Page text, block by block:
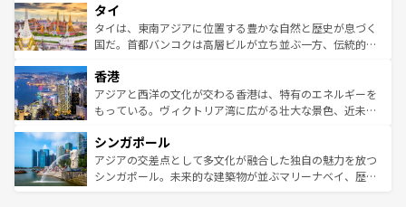
リティに包まれながら、韓国の多彩な魅力を心ゆくまで味
わってみてほしい。 なお、新着の韓国情報はコンテンツ一
覧を参照してほしい。
急速な発展と共に伝統が息づく。ハノイの古い町並みやホ
ーチミン市のフランス統治時代の建物も、独特の雰囲気を
醸し出している。また、バラエティの豊かさとおいしさで
とつ。フォーやバインミー、ベトナムコーヒーなどは、ぜ
ひ現地で味わいたい。どの地域を訪れてもあたたかい人々
が旅行者を迎えてくれるので、きっと忘れられない旅にな
参照してほしい。
タイ
タイは、東南アジアに位置する豊かな自然と歴史が息づく
国だ。首都バンコクは高層ビルが立ち並ぶ一方、伝統的な
の活気が交差している。北部ではチェンマイなどの山岳地
帯で自然と触れ合い、南部ではプーケットやクラビの美し
いビーチでリゾート気分を楽しむことができる。タイ料理
激する。気候は一年中温暖で、どの季節にも異なる楽しみ
が待っている。親しみやすいタイの人々、仏教を中心とし
た文化、そして多様な観光資源が、訪れる旅人を魅了し続
香港
アジアと西洋の文化が交わる香港は、特有のエネルギーを
もっている。ヴィクトリア湾に広がる壮大な景色、近未来
み、どこを訪れても感動するはず。観光スポットが密集し
ており、効率よく見どころを回れるのも魅力。息をのむよ
うな絶景から文化的な体験まで、香港を存分に楽しみ尽く
シンガポール
アジアの交差点として多文化が融合した独自の魅力を放つ
シンガポール。未来的な建築物が並ぶマリーナベイ、歴史